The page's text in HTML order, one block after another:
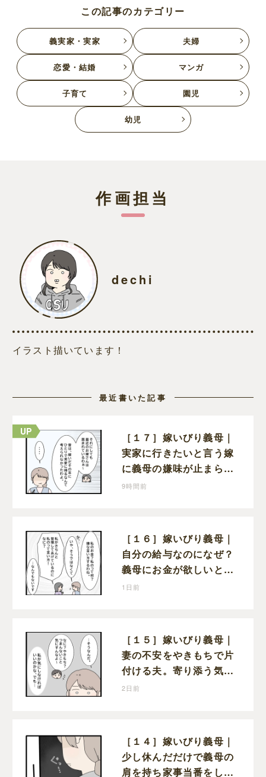
この記事のカテゴリー
義実家・実家 夫婦
恋愛・結婚 マンガ
子育て 園児
幼児
作画担当
dechi
イラスト描いています！
最近書いた記事
［１７］嫁いびり義母｜
実家に行きたいと言う嫁
に義母の嫌味が止まらな
い。気遣ってくれるのは
9時間前
［１６］嫁いびり義母｜
自分の給与なのになぜ？
義母にお金が欲しいと頼
まなければならない状況
1日前
［１５］嫁いびり義母｜
妻の不安をやきもちで片
付ける夫。寄り添う気の
ない態度にモヤモヤが募
2日前
［１４］嫁いびり義母｜
少し休んだだけで義母の
肩を持ち家事当番をしな